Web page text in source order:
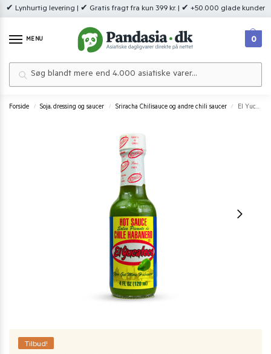
✔ Lynhurtig levering | ✔ Gratis fragt fra kun 399 kr. | ✔ +50.000 glade kunder
MENU 0
Forside / Soja, dressing og saucer / Sriracha Chilisauce og andre chili saucer / El Yucateco Salsa Verde de Habanero 120 ml.
Tilbud!